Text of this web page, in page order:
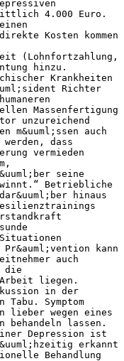
4.000 Euro.
Kosten kommen
(Lohnfortzahlung,
hinzu.
Krankheiten
Richter
Massenfertigung
unzureichend
m&uuml;ssen auch
dass
vermieden
seine
Betriebliche
hinaus
kann
auch
die
liegen.
in der
Symptom
lieber wegen eines
behandeln lassen.
Depression ist
erkannt
Behandlung